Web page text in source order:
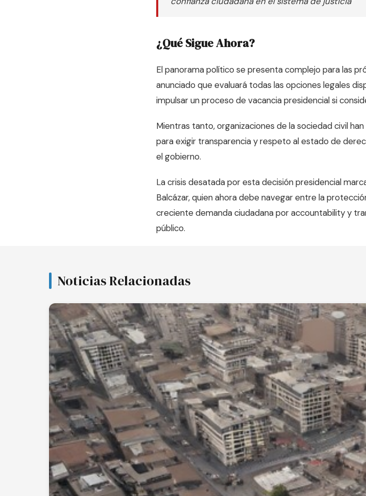
¿Qué Sigue Ahora?
El panorama político se presenta complejo para las
anunciado que evaluará todas las opciones legales
impulsar un proceso de vacancia presidencial si
Mientras tanto, organizaciones de la sociedad civil
para exigir transparencia y respeto al estado de
el gobierno.
La crisis desatada por esta decisión presidencial
Balcázar, quien ahora debe navegar entre la
creciente demanda ciudadana por accountability y
público.
Noticias Relacionadas